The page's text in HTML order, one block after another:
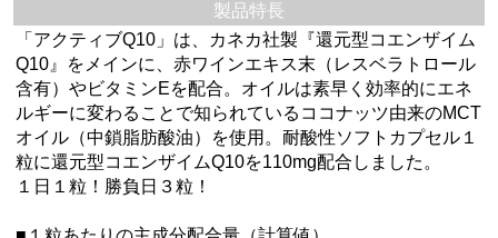
製品特長
「アクティブQ10」は、カネカ社製『還元型コエンザイム
Q10』をメインに、赤ワインエキス末（レスベラトロール
含有）やビタミンEを配合。オイルは素早く効率的にエネ
ルギーに変わることで知られているココナッツ由来のMCT
オイル（中鎖脂肪酸油）を使用。耐酸性ソフトカプセル１
粒に還元型コエンザイムQ10を110mg配合しました。
１日１粒！勝負日３粒！